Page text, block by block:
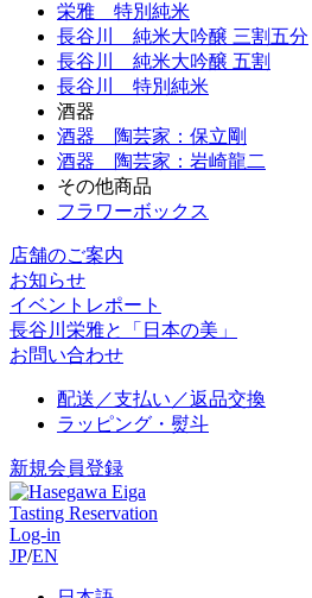
栄雅 特別純米
長谷川 純米大吟醸 三割五分
長谷川 純米大吟醸 五割
長谷川 特別純米
酒器
酒器 陶芸家：保立剛
酒器 陶芸家：岩崎龍二
その他商品
フラワーボックス
店舗のご案内
お知らせ
イベントレポート
長谷川栄雅と「日本の美」
お問い合わせ
配送／支払い／返品交換
ラッピング・熨斗
新規会員登録
Tasting Reservation
Log-in
JP/EN